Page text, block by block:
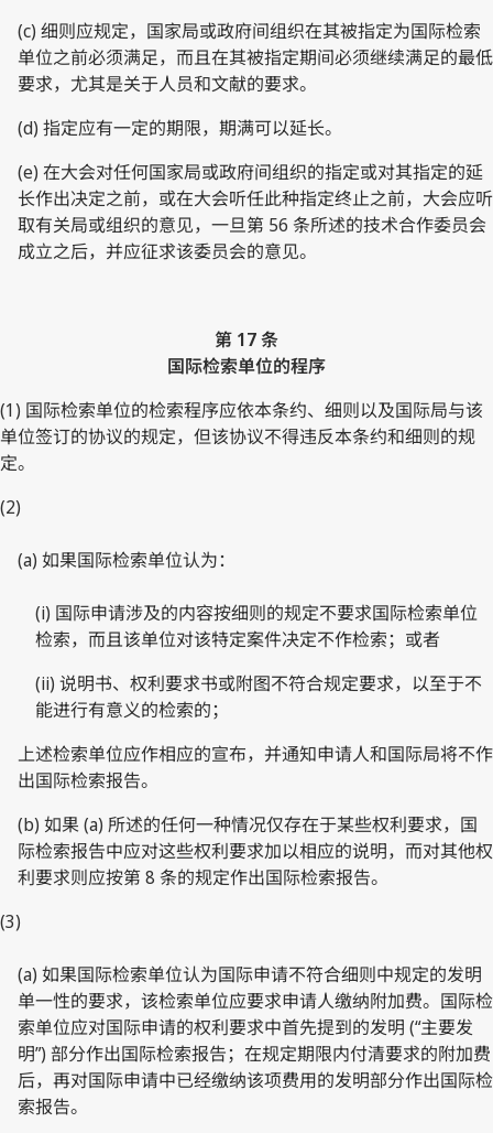
(c) 细则应规定，国家局或政府间组织在其被指定为国际检索
单位之前必须满足，而且在其被指定期间必须继续满足的最低
要求，尤其是关于人员和文献的要求。
(d) 指定应有一定的期限，期满可以延长。
(e) 在大会对任何国家局或政府间组织的指定或对其指定的延
长作出决定之前，或在大会听任此种指定终止之前，大会应听
取有关局或组织的意见，一旦第 56 条所述的技术合作委员会
成立之后，并应征求该委员会的意见。
第 17 条
国际检索单位的程序
(1) 国际检索单位的检索程序应依本条约、细则以及国际局与该
单位签订的协议的规定，但该协议不得违反本条约和细则的规
定。
(2)
(a) 如果国际检索单位认为：
(i) 国际申请涉及的内容按细则的规定不要求国际检索单位
检索，而且该单位对该特定案件决定不作检索；或者
(ii) 说明书、权利要求书或附图不符合规定要求，以至于不
能进行有意义的检索的；
上述检索单位应作相应的宣布，并通知申请人和国际局将不作
出国际检索报告。
(b) 如果 (a) 所述的任何一种情况仅存在于某些权利要求，国
际检索报告中应对这些权利要求加以相应的说明，而对其他权
利要求则应按第 8 条的规定作出国际检索报告。
(3)
(a) 如果国际检索单位认为国际申请不符合细则中规定的发明
单一性的要求，该检索单位应要求申请人缴纳附加费。国际检
索单位应对国际申请的权利要求中首先提到的发明 (“主要发
明”) 部分作出国际检索报告；在规定期限内付清要求的附加费
后，再对国际申请中已经缴纳该项费用的发明部分作出国际检
索报告。